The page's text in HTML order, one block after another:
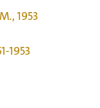
1953
1953